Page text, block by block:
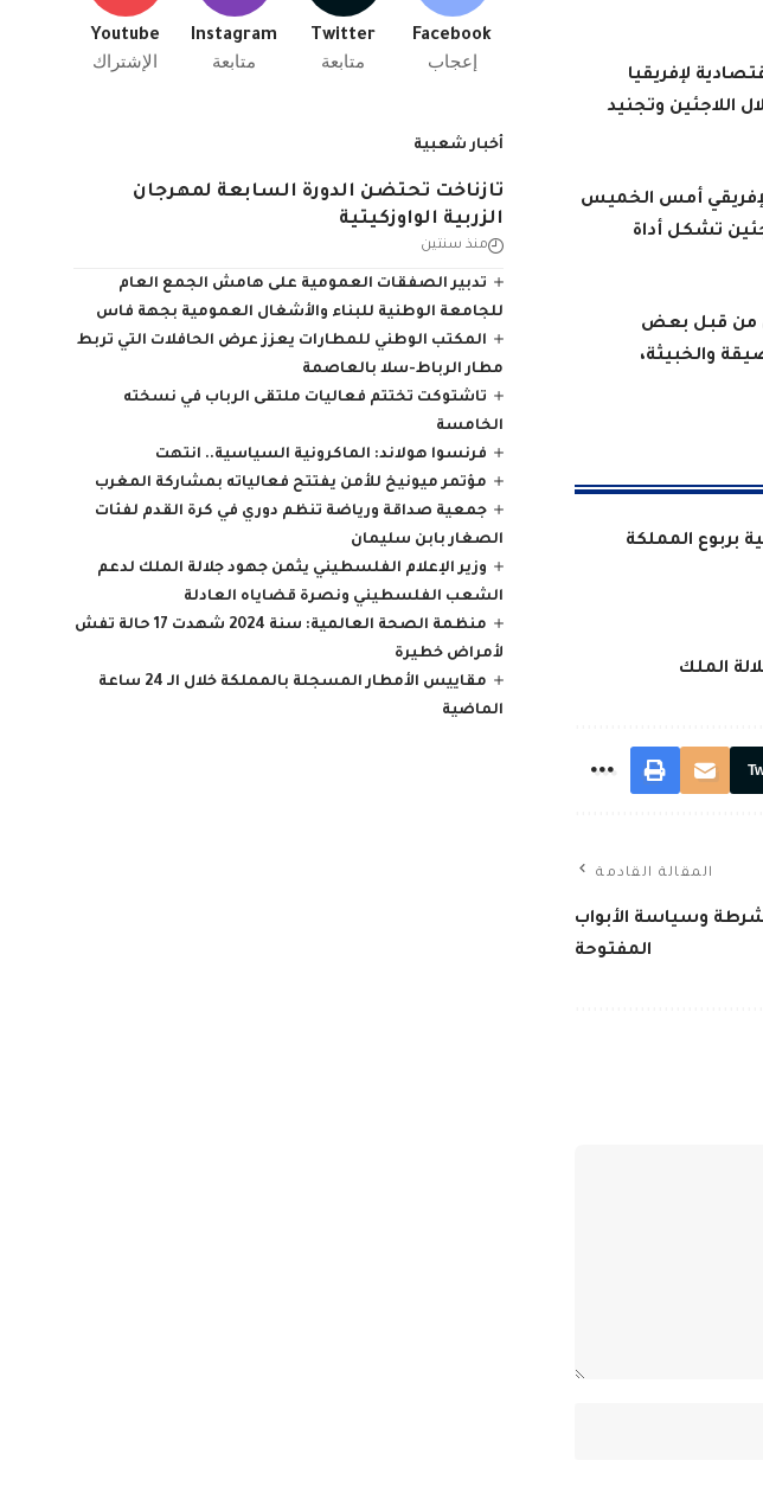
لإفريقيا
اللاجئين وتجنيد
أمس الخميس
تشكل أداة
من قبل بعض
والخبيثة،
بربوع المملكة
الملك
المقالة القادمة
وسياسة الأبواب
المفتوحة
Facebook
إعجاب
Twitter
متابعة
Instagram
متابعة
Youtube
الإشتراك
أخبار شعبية
تازناخت تحتضن الدورة السابعة لمهرجان
الزربية الواوزكيتية
منذ سنتين
تدبير الصفقات العمومية على هامش الجمع العام
للجامعة الوطنية للبناء والأشغال العمومية بجهة فاس
المكتب الوطني للمطارات يعزز عرض الحافلات التي تربط
مطار الرباط-سلا بالعاصمة
تاشتوكت تختتم فعاليات ملتقى الرباب في نسخته
الخامسة
فرنسوا هولاند: الماكرونية السياسية.. انتهت
مؤتمر ميونيخ للأمن يفتتح فعالياته بمشاركة المغرب
جمعية صداقة ورياضة تنظم دوري في كرة القدم لفئات
الصغار بابن سليمان
وزير الإعلام الفلسطيني يثمن جهود جلالة الملك لدعم
الشعب الفلسطيني ونصرة قضاياه العادلة
منظمة الصحة العالمية: سنة 2024 شهدت 17 حالة تفش
لأمراض خطيرة
مقاييس الأمطار المسجلة بالمملكة خلال الـ 24 ساعة
الماضية